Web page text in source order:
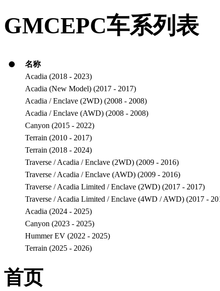
GMCEPC车系列表
名称
Acadia (2018 - 2023)
Acadia (New Model) (2017 - 2017)
Acadia / Enclave (2WD) (2008 - 2008)
Acadia / Enclave (AWD) (2008 - 2008)
Canyon (2015 - 2022)
Terrain (2010 - 2017)
Terrain (2018 - 2024)
Traverse / Acadia / Enclave (2WD) (2009 - 2016)
Traverse / Acadia / Enclave (AWD) (2009 - 2016)
Traverse / Acadia Limited / Enclave (2WD) (2017 - 2017)
Traverse / Acadia Limited / Enclave (4WD / AWD) (2017 -
Acadia (2024 - 2025)
Canyon (2023 - 2025)
Hummer EV (2022 - 2025)
Terrain (2025 - 2026)
首页